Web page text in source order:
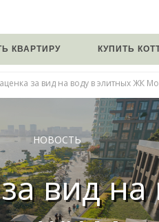
КВАРТИРУ КУПИТЬ
за вид на воду в элитных ЖК
НОВОСТЬ
вид на